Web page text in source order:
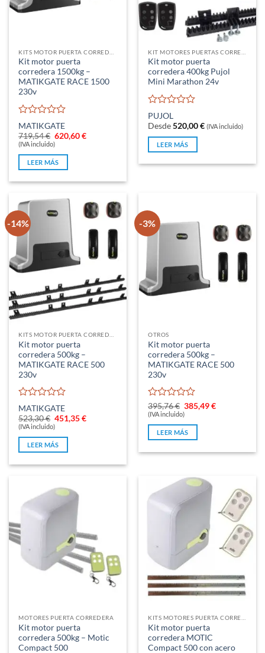
Kit motor puerta
corredera 1500kg –
MATIKGATE RACE 1500
230v
Valorado
con
0
MATIKGATE
719,54€ El
precio
era:
719,54 €.
620,60€El
(IVA incluido)
LEER MÁS
Kit motor puerta
corredera 400kg Pujol
Mini Marathon 24v
Valorado
con
0
de
5
PUJOL
Desde520,00€ (IVA incluido)
LEER MÁS
-14%
Kit motor puerta
corredera 500kg –
MATIKGATE RACE 500
230v
Valorado
con
0
MATIKGATE
523,30€ El
precio
era:
523,30 €.
451,35€El
(IVA incluido)
LEER MÁS
-3%
OTROS
Kit motor puerta
corredera 500kg –
MATIKGATE RACE 500
230v
Valorado
con
0
de
5
395,76€ El
precio
era:
395,76 €.
385,49€El
(IVA incluido)
LEER MÁS
MOTORES PUERTA CORREDERA
Kit motor puerta
corredera 500kg – Motic
Compact 500
Kit motor puerta
corredera MOTIC
Compact 500 con acero